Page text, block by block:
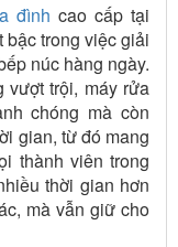
đình cao cấp tại
trong việc giải
núc hàng ngày.
vượt trội, máy rửa
chóng mà còn
gian, từ đó mang
thành viên trong
thời gian hơn
mà vẫn giữ cho